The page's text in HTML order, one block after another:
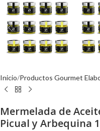
Inicio Productos Gourmet
Mermelada de
Picual y Arbequina